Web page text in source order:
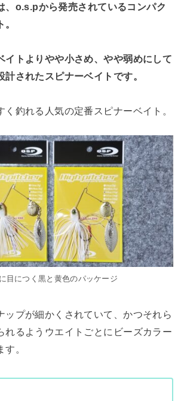
、o.s.pから発売されているコンパク
イトよりやや小さめ、やや弱めにして
計されたスピナーベイトです。
く釣れる人気の定番スピナーベイト。
目につく黒と黄色のパッケージ
ップが細かくされていて、かつそれら
れるようウエイトごとにビーズカラー
。